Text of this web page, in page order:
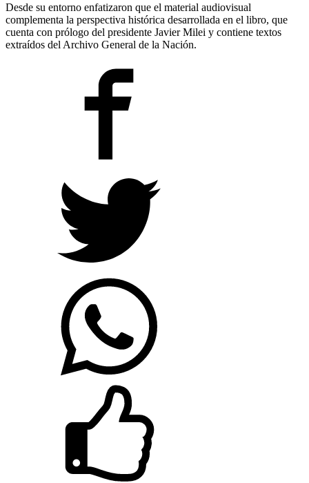
Desde su entorno enfatizaron que el material audiovisual
complementa la perspectiva histórica desarrollada en el libro, que
cuenta con prólogo del presidente Javier Milei y contiene textos
extraídos del Archivo General de la Nación.